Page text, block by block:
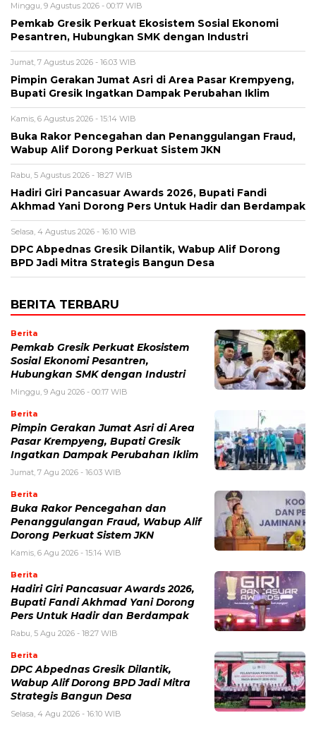
Minggu, 9 Agustus 2026 - 00:17 WIB
Pemkab Gresik Perkuat Ekosistem Sosial Ekonomi
Pesantren, Hubungkan SMK dengan Industri
Jumat, 7 Agustus 2026 - 16:03 WIB
Pimpin Gerakan Jumat Asri di Area Pasar Krempyeng,
Bupati Gresik Ingatkan Dampak Perubahan Iklim
Kamis, 6 Agustus 2026 - 15:14 WIB
Buka Rakor Pencegahan dan Penanggulangan Fraud,
Wabup Alif Dorong Perkuat Sistem JKN
Rabu, 5 Agustus 2026 - 18:27 WIB
Hadiri Giri Pancasuar Awards 2026, Bupati Fandi
Akhmad Yani Dorong Pers Untuk Hadir dan Berdampak
Selasa, 4 Agustus 2026 - 16:10 WIB
DPC Abpednas Gresik Dilantik, Wabup Alif Dorong
BPD Jadi Mitra Strategis Bangun Desa
BERITA TERBARU
Berita
Pemkab Gresik Perkuat Ekosistem
Sosial Ekonomi Pesantren,
Hubungkan SMK dengan Industri
Minggu, 9 Agu 2026 - 00:17 WIB
Berita
Pimpin Gerakan Jumat Asri di Area
Pasar Krempyeng, Bupati Gresik
Ingatkan Dampak Perubahan Iklim
Jumat, 7 Agu 2026 - 16:03 WIB
Berita
Buka Rakor Pencegahan dan
Penanggulangan Fraud, Wabup Alif
Dorong Perkuat Sistem JKN
Kamis, 6 Agu 2026 - 15:14 WIB
Berita
Hadiri Giri Pancasuar Awards 2026,
Bupati Fandi Akhmad Yani Dorong
Pers Untuk Hadir dan Berdampak
Rabu, 5 Agu 2026 - 18:27 WIB
Berita
DPC Abpednas Gresik Dilantik,
Wabup Alif Dorong BPD Jadi Mitra
Strategis Bangun Desa
Selasa, 4 Agu 2026 - 16:10 WIB